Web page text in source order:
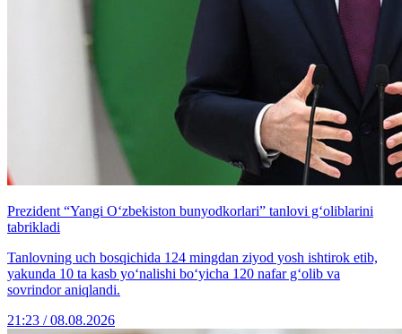
Prezident “Yangi O‘zbekiston bunyodkorlari” tanlovi g‘oliblarini
tabrikladi
Tanlovning uch bosqichida 124 mingdan ziyod yosh ishtirok etib,
yakunda 10 ta kasb yo‘nalishi bo‘yicha 120 nafar g‘olib va
sovrindor aniqlandi.
21:23 / 08.08.2026